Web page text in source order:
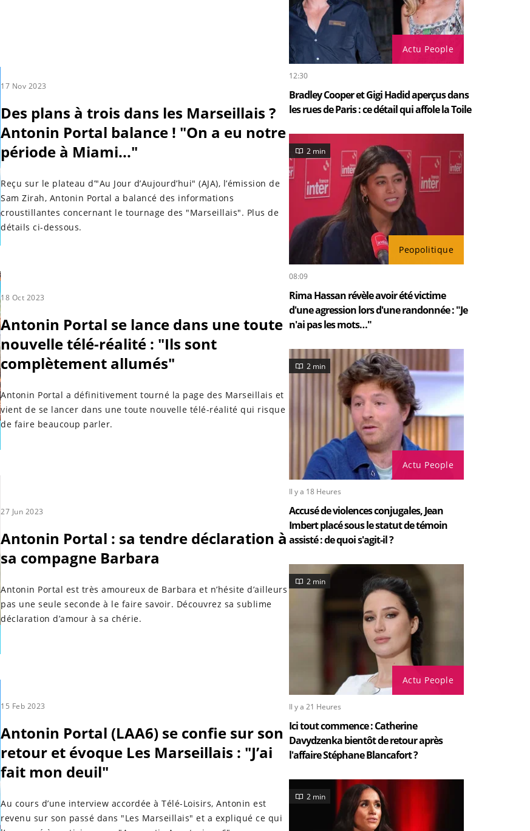
17 Nov 2023
Des plans à trois dans les Marseillais ?
Antonin Portal balance ! "On a eu notre
période à Miami..."
Reçu sur le plateau d’"Au Jour d’Aujourd’hui" (AJA), l’émission de
Sam Zirah, Antonin Portal a balancé des informations
croustillantes concernant le tournage des "Marseillais". Plus de
détails ci-dessous.
18 Oct 2023
Antonin Portal se lance dans une toute
nouvelle télé-réalité : "Ils sont
complètement allumés"
Antonin Portal a définitivement tourné la page des Marseillais et
vient de se lancer dans une toute nouvelle télé-réalité qui risque
de faire beaucoup parler.
27 Jun 2023
Antonin Portal : sa tendre déclaration à
sa compagne Barbara
Antonin Portal est très amoureux de Barbara et n’hésite d’ailleurs
pas une seule seconde à le faire savoir. Découvrez sa sublime
déclaration d’amour à sa chérie.
15 Feb 2023
Antonin Portal (LAA6) se confie sur son
retour et évoque Les Marseillais : "J’ai
fait mon deuil"
Au cours d’une interview accordée à Télé-Loisirs, Antonin est
revenu sur son passé dans "Les Marseillais" et a expliqué ce qui
Actu People
12:30
Bradley Cooper et Gigi Hadid aperçus dans
les rues de Paris : ce détail qui affole la Toile
Peopolitique
2 min
08:09
Rima Hassan révèle avoir été victime
d'une agression lors d'une randonnée : "Je
n'ai pas les mots…"
Actu People
2 min
Il y a 18 Heures
Accusé de violences conjugales, Jean
Imbert placé sous le statut de témoin
assisté : de quoi s'agit-il ?
Actu People
2 min
Il y a 21 Heures
Ici tout commence : Catherine
Davydzenka bientôt de retour après
l'affaire Stéphane Blancafort ?
2 min